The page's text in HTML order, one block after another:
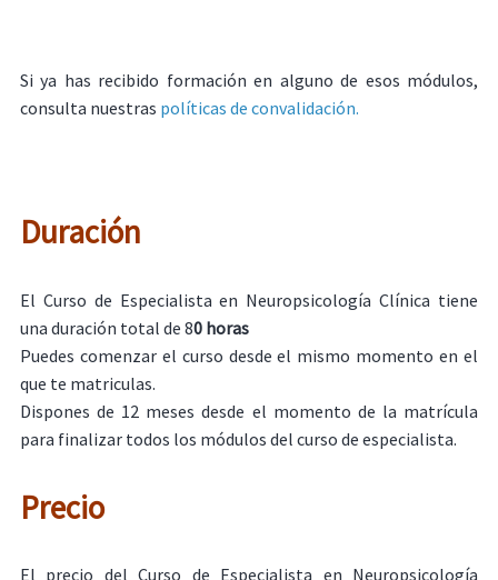
Si ya has recibido formación en alguno de esos módulos,
consulta nuestras políticas de convalidación.
Duración
El Curso de Especialista en Neuropsicología Clínica tiene
una duración total de 80 horas
Puedes comenzar el curso desde el mismo momento en el
que te matriculas.
Dispones de 12 meses desde el momento de la matrícula
para finalizar todos los módulos del curso de especialista.
Precio
El precio del Curso de Especialista en Neuropsicología